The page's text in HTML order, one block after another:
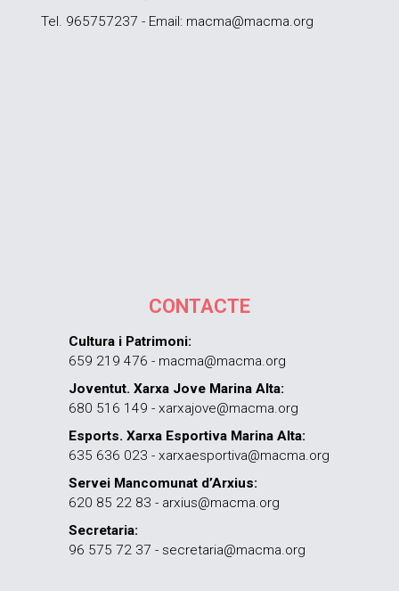
Tel. 965757237 - Email: macma@macma.org
CONTACTE
Cultura i Patrimoni:
659 219 476 - macma@macma.org
Joventut. Xarxa Jove Marina Alta:
680 516 149 - xarxajove@macma.org
Esports. Xarxa Esportiva Marina Alta:
635 636 023 - xarxaesportiva@macma.org
Servei Mancomunat d’Arxius:
620 85 22 83 - arxius@macma.org
Secretaria:
96 575 72 37 - secretaria@macma.org